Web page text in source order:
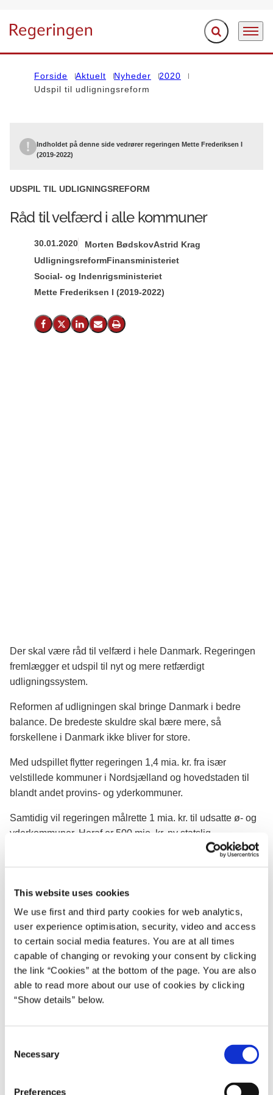
This website uses cookies
We use first and third party cookies for web analytics,
user experience optimisation, security, video and access
to certain social media features. You are at all times
capable of changing or revoking your consent by clicking
the link “Cookies” at the bottom of the page. You are also
able to read more about our use of cookies by clicking
“Show details” below.
Necessary
Preferences
Gå til forsiden Fold søgefelt ud
Menu
Forside Aktuelt Nyheder
2020
Udspil til udligningsreform
Indholdet på denne side vedrører regeringen Mette Frederiksen I
(2019-2022)
UDSPIL TIL UDLIGNINGSREFORM
Råd til velfærd i alle kommuner
30.01.2020 Morten BødskovAstrid Krag
UdligningsreformFinansministeriet
Social- og Indenrigsministeriet
Mette Frederiksen I (2019-2022)
Del på Facebook
Del på X (Twitter)
Del på LinkedIn
Send email
Print
Der skal være råd til velfærd i hele Danmark. Regeringen
fremlægger et udspil til nyt og mere retfærdigt
udligningssystem.
Reformen af udligningen skal bringe Danmark i bedre
balance. De bredeste skuldre skal bære mere, så
forskellene i Danmark ikke bliver for store.
Med udspillet flytter regeringen 1,4 mia. kr. fra især
velstillede kommuner i Nordsjælland og hovedstaden til
blandt andet provins- og yderkommuner.
Samtidig vil regeringen målrette 1 mia. kr. til udsatte ø- og
yderkommuner. Heraf er 500 mio. kr. ny statslig
finansiering. Det skal bidrage til, at kommunerne har råd til
Regeringen vil desuden rette op på en række elementer i
Social- og indenrigsminister Astrid Krag siger:
”Vores udspil handler om retfærdighed og velfærd, og at
Danmark er for lille til store forskelle. Borgerne skal ikke
opleve, at kvaliteten af velfærden er helt forskellig fra
kommune til kommune. Jeg vil gerne appellere til
der følger penge med til det stigende antal børn og ældre.”